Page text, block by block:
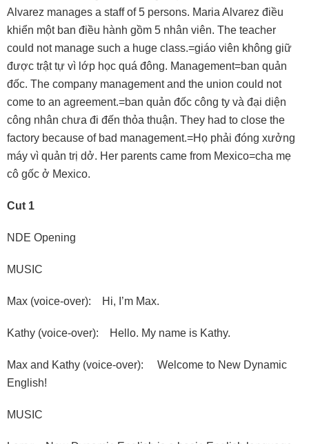
Alvarez manages a staff of 5 persons. Maria Alvarez điều
khiển một ban điều hành gồm 5 nhân viên. The teacher
could not manage such a huge class.=giáo viên không giữ
được trật tự vì lớp học quá đông. Management=ban quản
đốc. The company management and the union could not
come to an agreement.=ban quản đốc công ty và đại diện
công nhân chưa đi đến thỏa thuận. They had to close the
factory because of bad management.=Họ phải đóng xưởng
máy vì quản trị dở. Her parents came from Mexico=cha mẹ
cô gốc ở Mexico.
Cut 1
NDE Opening
MUSIC
Max (voice-over): Hi, I’m Max.
Kathy (voice-over): Hello. My name is Kathy.
Max and Kathy (voice-over): Welcome to New Dynamic
English!
MUSIC